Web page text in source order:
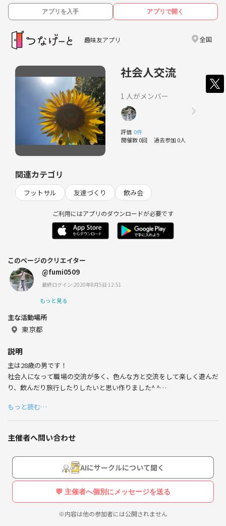
アプリを入手 アプリで開く
趣味友アプリ 全国
社会人交流
1 人がメンバー
評価 0件
開催数 0回 過去参加 0人
関連カテゴリ
フットサル 友達づくり 飲み会
ご利用にはアプリのダウンロードが必要です
このページのクリエイター
@fumi0509
最終ログイン:2020年8月5日 12:51
もっと見る
主な活動場所
東京都
説明
主は28歳の男です！
社会人になって職場の交流が多く、色んな方と交流をして楽しく遊んだ
り、飲んだり旅行したりしたいと思い作りました^ ^
最近はフットサルをみんなとしたり、集まってご飯を食べたりと交流し
ています！
少しでも興味あれば連絡ください😃👌
もっと読む…
主催者へ問い合わせ
AIにサークルについて聞く
💬 主催者へ個別にメッセージを送る
※内容は他の参加者には公開されません